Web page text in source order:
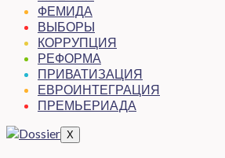
ФЕМИДА
ВЫБОРЫ
КОРРУПЦИЯ
РЕФОРМА
ПРИВАТИЗАЦИЯ
ЕВРОИНТЕГРАЦИЯ
ПРЕМЬЕРИАДА
X